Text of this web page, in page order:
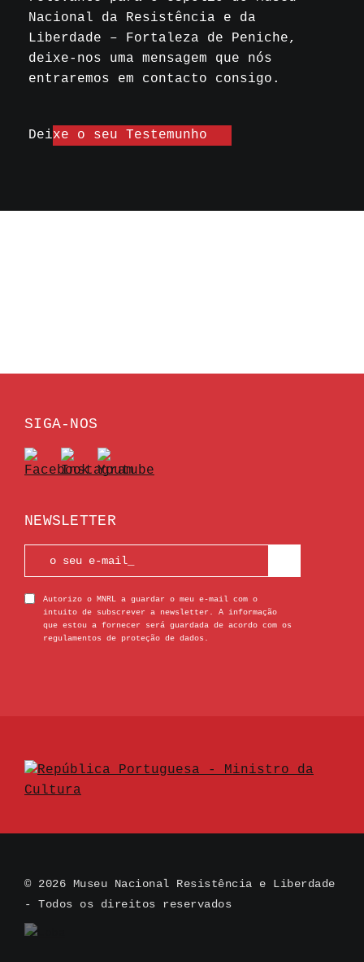
Nacional da Resistência e da
Liberdade – Fortaleza de Peniche,
deixe-nos uma mensagem que nós
entraremos em contacto consigo.
Deixe o seu Testemunho
SIGA-NOS
NEWSLETTER
Autorizo o MNRL a guardar o meu e-mail com o
intuito de subscrever a newsletter. A informação
que estou a fornecer será guardada de acordo com os
regulamentos de proteção de dados.
© 2026 Museu Nacional Resistência e Liberdade
- Todos os direitos reservados